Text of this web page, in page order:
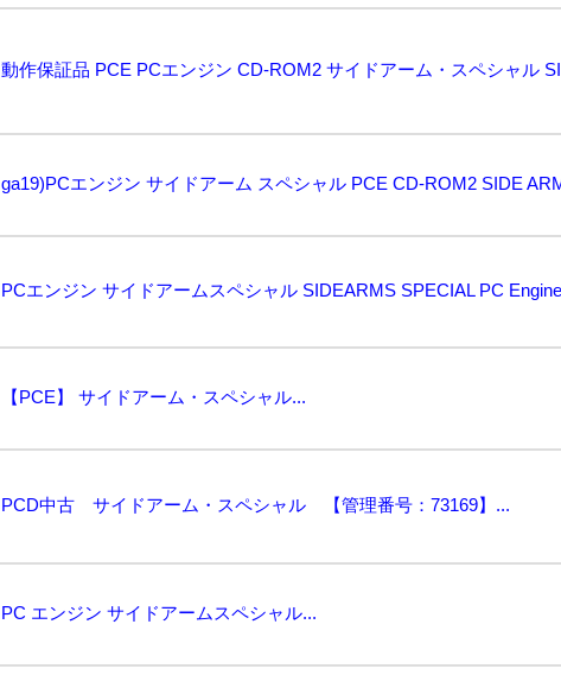
ga19)PCエンジン サイドアーム スペシャル PCE CD-ROM2 SIDE
PCエンジン サイドアームスペシャル SIDEARMS SPECIAL PC
【PCE】 サイドアーム・スペシャル...
PCD中古 サイドアーム・スペシャル 【管理番号：73169】...
PC エンジン サイドアームスペシャル...